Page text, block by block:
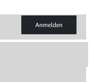
Anmelden